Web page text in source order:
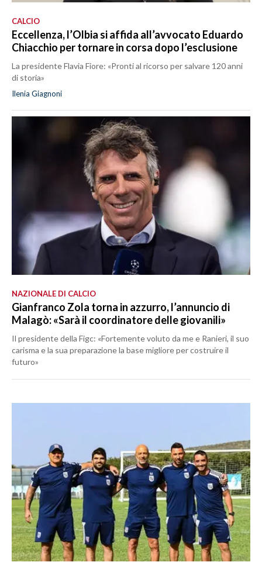
CALCIO
Eccellenza, l’Olbia si affida all’avvocato Eduardo
Chiacchio per tornare in corsa dopo l’esclusione
La presidente Flavia Fiore: «Pronti al ricorso per salvare 120 anni
di storia»
Ilenia Giagnoni
NAZIONALE DI CALCIO
Gianfranco Zola torna in azzurro, l’annuncio di
Malagò: «Sarà il coordinatore delle giovanili»
Il presidente della Figc: «Fortemente voluto da me e Ranieri, il suo
carisma e la sua preparazione la base migliore per costruire il
futuro»